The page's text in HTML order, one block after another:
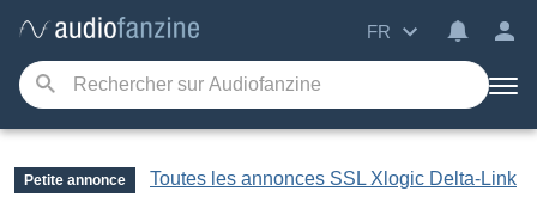
FR
Petite annonce
Toutes les annonces SSL Xlogic Delta-Link